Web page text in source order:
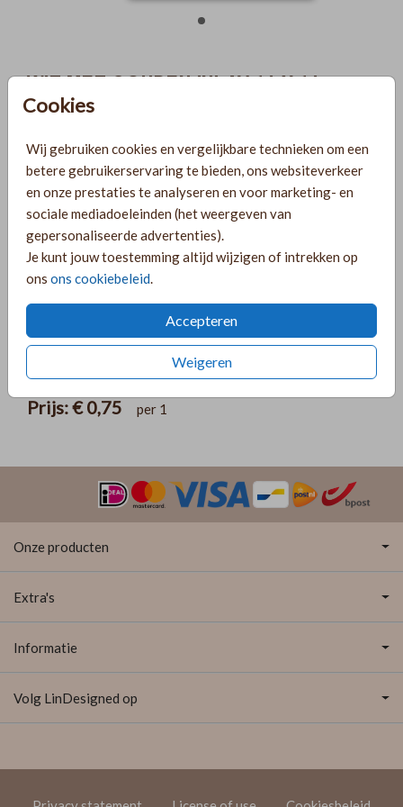
Cookies
Wij gebruiken cookies en vergelijkbare technieken om een
betere gebruikerservaring te bieden, ons websiteverkeer
en onze prestaties te analyseren en voor marketing- en
sociale mediadoeleinden (het weergeven van
gepersonaliseerde advertenties).
Je kunt jouw toestemming altijd wijzigen of intrekken op
ons ons cookiebeleid.
Accepteren
Weigeren
WIT MET GOUDEN INLAY 14 X 14
Voor 18:00 uur besteld, morgen in huis!
Ruime keuze uit producten voor bij je kaartje
OMSCHRIJVING
Wit met gouden inlay 14 X 14
Prijs:€ 0,75 per 1
Onze producten
Extra's
Informatie
Volg LinDesigned op